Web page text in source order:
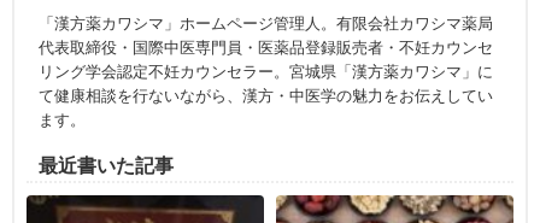
「漢方薬カワシマ」ホームページ管理人。有限会社カワシマ薬局
代表取締役・国際中医専門員・医薬品登録販売者・不妊カウンセ
リング学会認定不妊カウンセラー。宮城県「漢方薬カワシマ」に
て健康相談を行ないながら、漢方・中医学の魅力をお伝えしてい
ます。
最近書いた記事